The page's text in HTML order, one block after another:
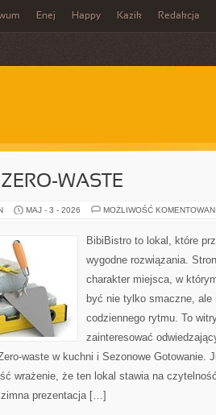
Enej Happy Kazik Redakcja
WASTE
MAJ - 3 - 2026 MOŻLIWOŚĆ
BibiBistro to lokal, które
wygodne rozwiązania.
charakter miejsca, w
być nie tylko smaczne, ale
codziennego rytmu. To
zainteresować
waste w kuchni i Sezonowe Gotowanie.
wrażenie, że ten lokal stawia na
prezentacja […]